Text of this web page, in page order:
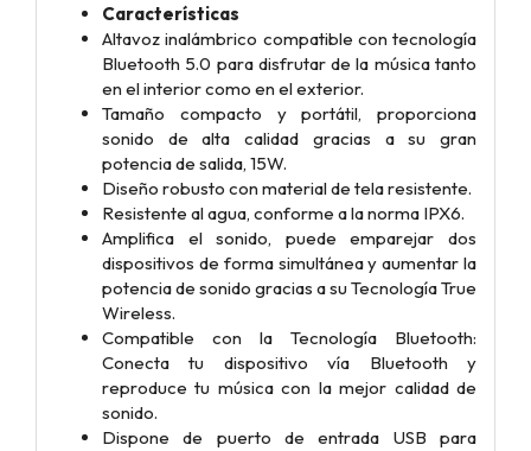
Características
Altavoz inalámbrico compatible con tecnología
Bluetooth 5.0 para disfrutar de la música tanto
en el interior como en el exterior.
Tamaño compacto y portátil, proporciona
sonido de alta calidad gracias a su gran
potencia de salida, 15W.
Diseño robusto con material de tela resistente.
Resistente al agua, conforme a la norma IPX6.
Amplifica el sonido, puede emparejar dos
dispositivos de forma simultánea y aumentar la
potencia de sonido gracias a su Tecnología True
Wireless.
Compatible con la Tecnología Bluetooth:
Conecta tu dispositivo vía Bluetooth y
reproduce tu música con la mejor calidad de
sonido.
Dispone de puerto de entrada USB para